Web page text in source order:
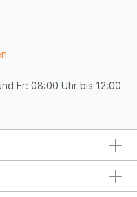
Fr: 08:00 Uhr bis 12:00